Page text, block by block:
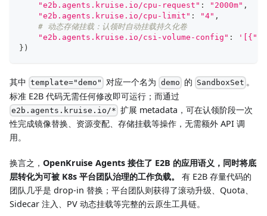
"e2b.agents.kruise.io/cpu-request" : "2000m" ,
"e2b.agents.kruise.io/cpu-limit" : "4" ,
# 动态存储挂载：认领时自动挂载持久化卷
"e2b.agents.kruise.io/csi-volume-config" :
} )
其中 template="demo" 对应一个名为 demo 的 SandboxSet 。
标准 E2B 代码无需任何修改即可运行；而通过
e2b.agents.kruise.io/* 扩展 metadata，可在认领阶段一次
性完成镜像替换、资源变配、存储挂载等操作，无需额外 API 调
用。
换言之， OpenKruise Agents 接住了 E2B 的应用语义，同时将底
层转化为可被 K8s 平台团队治理的工作负载。
有 E2B 存量代码的
团队几乎是 drop-in 替换；平台团队则获得了滚动升级、Quota、
Sidecar 注入、PV 动态挂载等完整的云原生工具链。